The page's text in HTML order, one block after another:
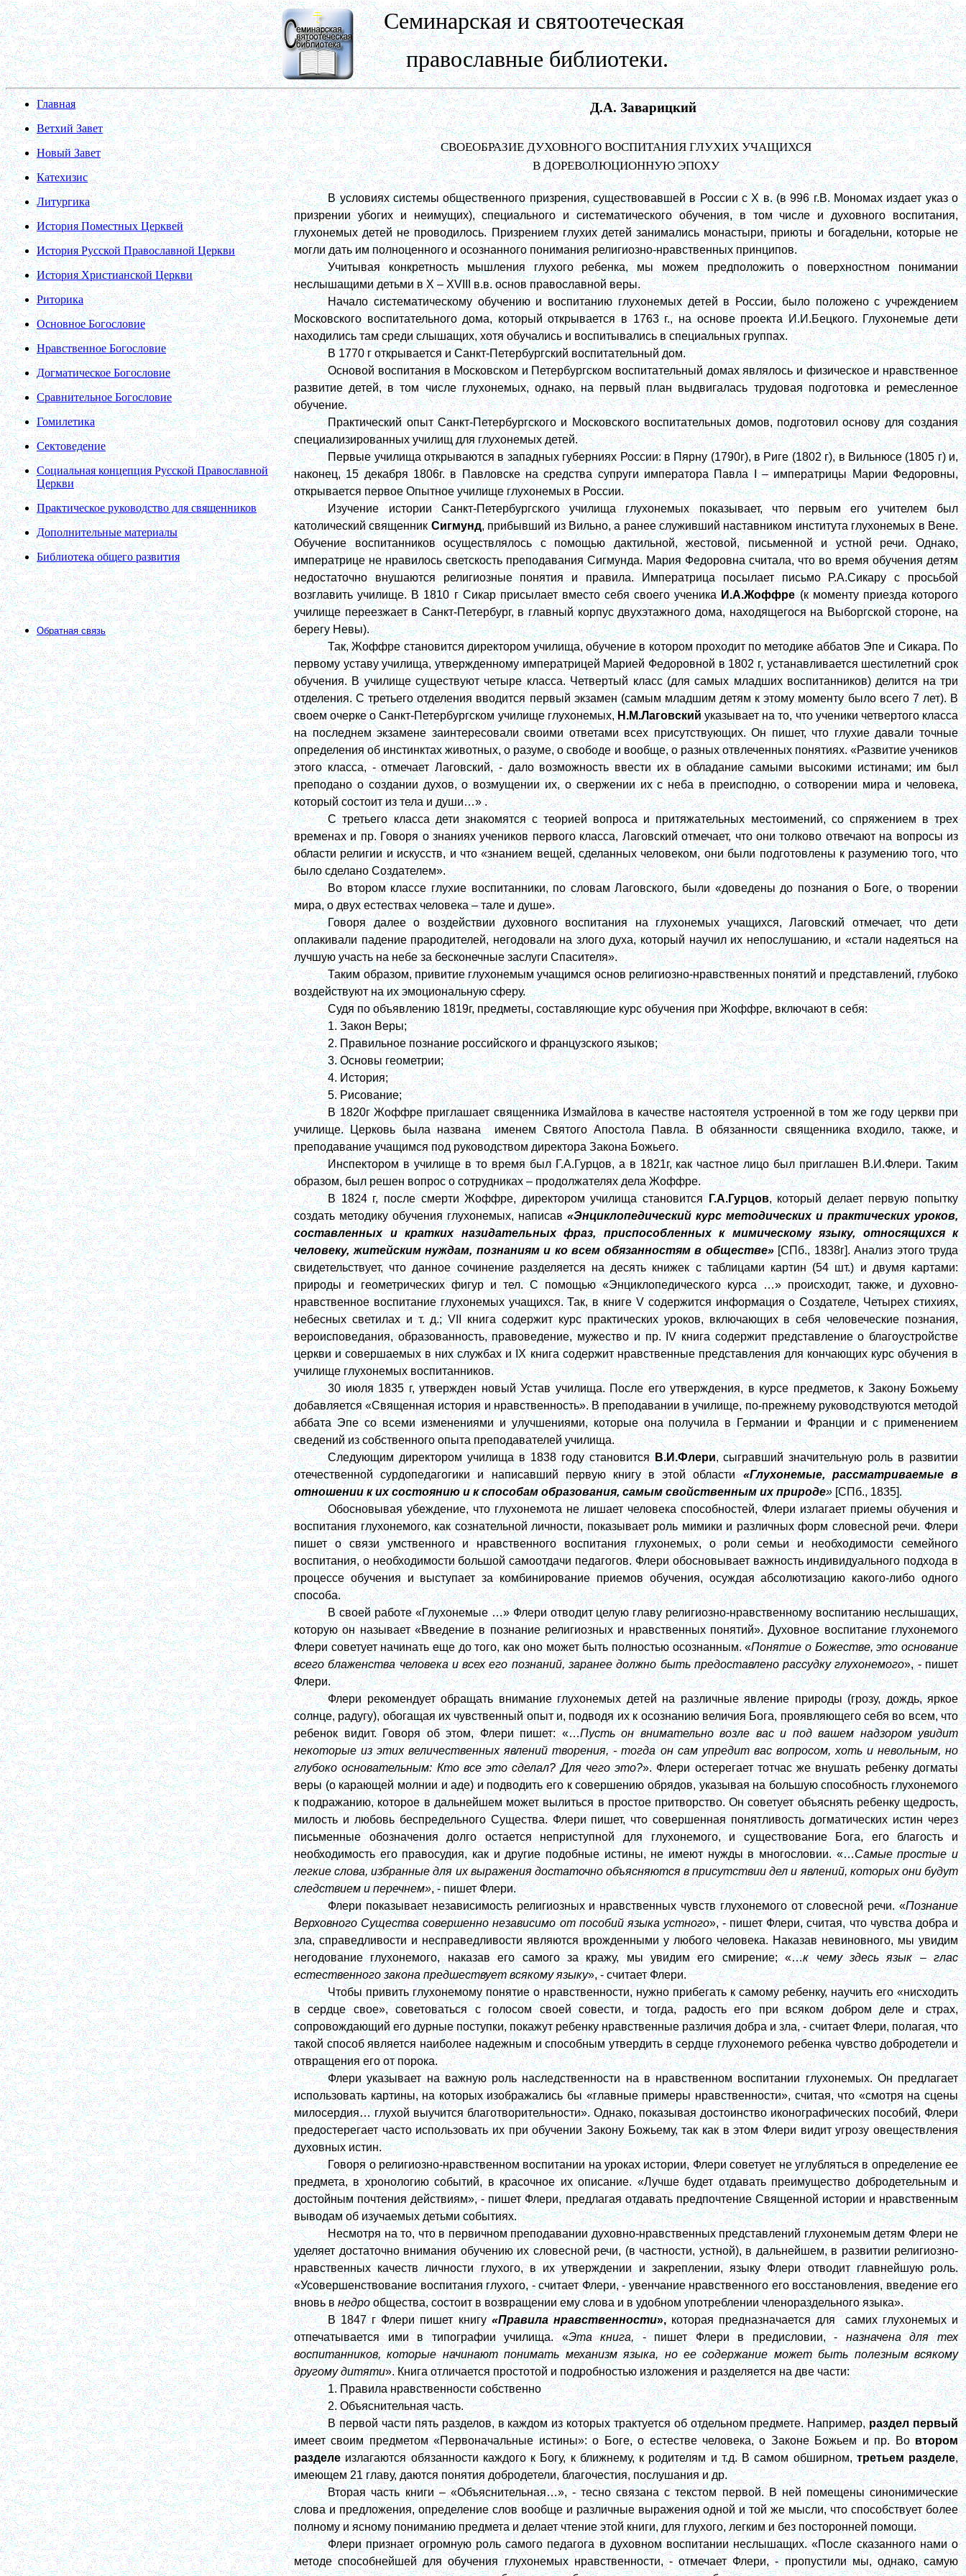
Семинарская и святоотеческая
православные библиотеки.
Главная
Ветхий Завет
Новый Завет
Катехизис
Литургика
История Поместных Церквей
История Русской Православной Церкви
История Христианской Церкви
Риторика
Основное Богословие
Нравственное Богословие
Догматическое Богословие
Сравнительное Богословие
Гомилетика
Сектоведение
Социальная концепция Русской Православной
Церкви
Практическое руководство для священников
Дополнительные материалы
Библиотека общего развития
Обратная связь
Д.А. Заварицкий
СВОЕОБРАЗИЕ ДУХОВНОГО ВОСПИТАНИЯ ГЛУХИХ УЧАЩИХСЯ
В ДОРЕВОЛЮЦИОННУЮ ЭПОХУ
В условиях системы общественного призрения, существовавшей в России с X в. (в 996 г.В. Мономах издает указ о
призрении убогих и неимущих), специального и систематического обучения, в том числе и духовного воспитания,
глухонемых детей не проводилось. Призрением глухих детей занимались монастыри, приюты и богадельни, которые не
могли дать им полноценного и осознанного понимания религиозно-нравственных принципов.
Учитывая конкретность мышления глухого ребенка, мы можем предположить о поверхностном понимании
неслышащими детьми в X – XVIII в.в. основ православной веры.
Начало систематическому обучению и воспитанию глухонемых детей в России, было положено с учреждением
Московского воспитательного дома, который открывается в 1763 г., на основе проекта И.И.Бецкого. Глухонемые дети
находились там среди слышащих, хотя обучались и воспитывались в специальных группах.
В 1770 г открывается и Санкт-Петербургский воспитательный дом.
Основой воспитания в Московском и Петербургском воспитательный домах являлось и физическое и нравственное
развитие детей, в том числе глухонемых, однако, на первый план выдвигалась трудовая подготовка и ремесленное
обучение.
Практический опыт Санкт-Петербургского и Московского воспитательных домов, подготовил основу для создания
специализированных училищ для глухонемых детей.
Первые училища открываются в западных губерниях России: в Пярну (1790г), в Риге (1802 г), в Вильнюсе (1805 г) и,
наконец, 15 декабря 1806г. в Павловске на средства супруги императора Павла I – императрицы Марии Федоровны,
открывается первое Опытное училище глухонемых в России.
Изучение истории Санкт-Петербургского училища глухонемых показывает, что первым его учителем был
католический священникСигмунд, прибывший из Вильно, а ранее служивший наставником института глухонемых в Вене.
Обучение воспитанников осуществлялось с помощью дактильной, жестовой, письменной и устной речи. Однако,
императрице не нравилось светскость преподавания Сигмунда. Мария Федоровна считала, что во время обучения детям
недостаточно внушаются религиозные понятия и правила. Императрица посылает письмо Р.А.Сикару с просьбой
возглавить училище. В 1810 г Сикар присылает вместо себя своего ученикаИ.А.Жоффре(к моменту приезда которого
училище переезжает в Санкт-Петербург, в главный корпус двухэтажного дома, находящегося на Выборгской стороне, на
берегу Невы).
Так, Жоффре становится директором училища, обучение в котором проходит по методике аббатов Эпе и Сикара. По
первому уставу училища, утвержденному императрицей Марией Федоровной в 1802 г, устанавливается шестилетний срок
обучения. В училище существуют четыре класса. Четвертый класс (для самых младших воспитанников) делится на три
отделения. С третьего отделения вводится первый экзамен (самым младшим детям к этому моменту было всего 7 лет). В
своем очерке о Санкт-Петербургском училище глухонемых,Н.М.Лаговскийуказывает на то, что ученики четвертого класса
на последнем экзамене заинтересовали своими ответами всех присутствующих. Он пишет, что глухие давали точные
определения об инстинктах животных, о разуме, о свободе и вообще, о разных отвлеченных понятиях. «Развитие учеников
этого класса, - отмечает Лаговский, - дало возможность ввести их в обладание самыми высокими истинами; им был
преподано о создании духов, о возмущении их, о свержении их с неба в преисподню, о сотворении мира и человека,
который состоит из тела и души…» .
С третьего класса дети знакомятся с теорией вопроса и притяжательных местоимений, со спряжением в трех
временах и пр. Говоря о знаниях учеников первого класса, Лаговский отмечает, что они толково отвечают на вопросы из
области религии и искусств, и что «знанием вещей, сделанных человеком, они были подготовлены к разумению того, что
было сделано Создателем».
Во втором классе глухие воспитанники, по словам Лаговского, были «доведены до познания о Боге, о творении
мира, о двух естествах человека – тале и душе».
Говоря далее о воздействии духовного воспитания на глухонемых учащихся, Лаговский отмечает, что дети
оплакивали падение прародителей, негодовали на злого духа, который научил их непослушанию, и «стали надеяться на
лучшую участь на небе за бесконечные заслуги Спасителя».
Таким образом, привитие глухонемым учащимся основ религиозно-нравственных понятий и представлений, глубоко
воздействуют на их эмоциональную сферу.
Судя по объявлению 1819г, предметы, составляющие курс обучения при Жоффре, включают в себя:
1. Закон Веры;
2. Правильное познание российского и французского языков;
3. Основы геометрии;
4. История;
5. Рисование;
В 1820г Жоффре приглашает священника Измайлова в качестве настоятеля устроенной в том же году церкви при
училище. Церковь была названа
именем Святого Апостола Павла. В обязанности священника входило, также, и
преподавание учащимся под руководством директора Закона Божьего.
Инспектором в училище в то время был Г.А.Гурцов, а в 1821г, как частное лицо был приглашен В.И.Флери. Таким
образом, был решен вопрос о сотрудниках – продолжателях дела Жоффре.
В 1824 г, после смерти Жоффре, директором училища становитсяГ.А.Гурцов, который делает первую попытку
создать методику обучения глухонемых, написав«Энциклопедический курс методических и практических уроков,
составленных и кратких назидательных фраз, приспособленных к мимическому языку, относящихся к
человеку, житейским нуждам, познаниям и ко всем обязанностям в обществе»[СПб., 1838г]. Анализ этого труда
свидетельствует, что данное сочинение разделяется на десять книжек с таблицами картин (54 шт.) и двумя картами:
природы и геометрических фигур и тел. С помощью «Энциклопедического курса …» происходит, также, и духовно-
нравственное воспитание глухонемых учащихся. Так, в книге V содержится информация о Создателе, Четырех стихиях,
небесных светилах и т. д.; VII книга содержит курс практических уроков, включающих в себя человеческие познания,
вероисповедания, образованность, правоведение, мужество и пр. IV книга содержит представление о благоустройстве
церкви и совершаемых в них службах и IX книга содержит нравственные представления для кончающих курс обучения в
училище глухонемых воспитанников.
30 июля 1835 г, утвержден новый Устав училища. После его утверждения, в курсе предметов, к Закону Божьему
добавляется «Священная история и нравственность». В преподавании в училище, по-прежнему руководствуются методой
аббата Эпе со всеми изменениями и улучшениями, которые она получила в Германии и Франции и с применением
сведений из собственного опыта преподавателей училища.
Следующим директором училища в 1838 году становитсяВ.И.Флери, сыгравший значительную роль в развитии
отечественной сурдопедагогики и написавший первую книгу в этой области«Глухонемые, рассматриваемые в
отношении к их состоянию и к способам образования, самым свойственным их природе»[СПб., 1835].
Обосновывая убеждение, что глухонемота не лишает человека способностей, Флери излагает приемы обучения и
воспитания глухонемого, как сознательной личности, показывает роль мимики и различных форм словесной речи. Флери
пишет о связи умственного и нравственного воспитания глухонемых, о роли семьи и необходимости семейного
воспитания, о необходимости большой самоотдачи педагогов. Флери обосновывает важность индивидуального подхода в
процессе обучения и выступает за комбинирование приемов обучения, осуждая абсолютизацию какого-либо одного
способа.
В своей работе «Глухонемые …» Флери отводит целую главу религиозно-нравственному воспитанию неслышащих,
которую он называет «Введение в познание религиозных и нравственных понятий». Духовное воспитание глухонемого
Флери советует начинать еще до того, как оно может быть полностью осознанным. «Понятие о Божестве, это основание
всего блаженства человека и всех его познаний, заранее должно быть предоставлено рассудку глухонемого», - пишет
Флери.
Флери рекомендует обращать внимание глухонемых детей на различные явление природы (грозу, дождь, яркое
солнце, радугу), обогащая их чувственный опыт и, подводя их к осознанию величия Бога, проявляющего себя во всем, что
ребенок видит. Говоря об этом, Флери пишет: «…Пусть он внимательно возле вас и под вашем надзором увидит
некоторые из этих величественных явлений творения, - тогда он сам упредит вас вопросом, хоть и невольным, но
глубоко основательным: Кто все это сделал? Для чего это?». Флери остерегает тотчас же внушать ребенку догматы
веры (о карающей молнии и аде) и подводить его к совершению обрядов, указывая на большую способность глухонемого
к подражанию, которое в дальнейшем может вылиться в простое притворство. Он советует объяснять ребенку щедрость,
милость и любовь беспредельного Существа. Флери пишет, что совершенная понятливость догматических истин через
письменные обозначения долго остается неприступной для глухонемого, и существование Бога, его благость и
необходимость его правосудия, как и другие подобные истины, не имеют нужды в многословии. «…Самые простые и
легкие слова, избранные для их выражения достаточно объясняются в присутствии дел и явлений, которых они будут
следствием и перечнем», - пишет Флери.
Флери показывает независимость религиозных и нравственных чувств глухонемого от словесной речи. «Познание
Верховного Существа совершенно независимо от пособий языка устного», - пишет Флери, считая, что чувства добра и
зла, справедливости и несправедливости являются врожденными у любого человека. Наказав невиновного, мы увидим
негодование глухонемого, наказав его самого за кражу, мы увидим его смирение; «…к чему здесь язык – глас
естественного закона предшествует всякому языку», - считает Флери.
Чтобы привить глухонемому понятие о нравственности, нужно прибегать к самому ребенку, научить его «нисходить
в сердце свое», советоваться с голосом своей совести, и тогда, радость его при всяком добром деле и страх,
сопровождающий его дурные поступки, покажут ребенку нравственные различия добра и зла, - считает Флери, полагая, что
такой способ является наиболее надежным и способным утвердить в сердце глухонемого ребенка чувство добродетели и
отвращения его от порока.
Флери указывает на важную роль наследственности на в нравственном воспитании глухонемых. Он предлагает
использовать картины, на которых изображались бы «главные примеры нравственности», считая, что «смотря на сцены
милосердия… глухой выучится благотворительности». Однако, показывая достоинство иконографических пособий, Флери
предостерегает часто использовать их при обучении Закону Божьему, так как в этом Флери видит угрозу овеществления
духовных истин.
Говоря о религиозно-нравственном воспитании на уроках истории, Флери советует не углубляться в определение ее
предмета, в хронологию событий, в красочное их описание. «Лучше будет отдавать преимущество добродетельным и
достойным почтения действиям», - пишет Флери, предлагая отдавать предпочтение Священной истории и нравственным
выводам об изучаемых детьми событиях.
Несмотря на то, что в первичном преподавании духовно-нравственных представлений глухонемым детям Флери не
уделяет достаточно внимания обучению их словесной речи, (в частности, устной), в дальнейшем, в развитии религиозно-
нравственных качеств личности глухого, в их утверждении и закреплении, языку Флери отводит главнейшую роль.
«Усовершенствование воспитания глухого, - считает Флери, - увенчание нравственного его восстановления, введение его
вновь в недрообщества, состоит в возвращении ему слова и в удобном употреблении членораздельного языка».
В 1847 г Флери пишет книгу«Правила нравственности»,которая предназначается для
самих глухонемых и
отпечатывается ими в типографии училища. «Эта книга,- пишет Флери в предисловии, -назначена для тех
воспитанников, которые начинают понимать механизм языка, но ее содержание может быть полезным всякому
другому дитяти». Книга отличается простотой и подробностью изложения и разделяется на две части:
1. Правила нравственности собственно
2. Объяснительная часть.
В первой части пять разделов, в каждом из которых трактуется об отдельном предмете. Например,раздел первый
имеет своим предметом «Первоначальные истины»: о Боге, о естестве человека, о Законе Божьем и пр. Вовтором
разделеизлагаются обязанности каждого к Богу, к ближнему, к родителям и т.д. В самом обширном,третьем разделе,
имеющем 21 главу, даются понятия добродетели, благочестия, послушания и др.
Вторая часть книги – «Объяснительная…», - тесно связана с текстом первой. В ней помещены синонимические
слова и предложения, определение слов вообще и различные выражения одной и той же мысли, что способствует более
полному и ясному пониманию предмета и делает чтение этой книги, для глухого, легким и без посторонней помощи.
Флери признает огромную роль самого педагога в духовном воспитании неслышащих. «После сказанного нами о
методе способнейшей для обучения глухонемых нравственности, - отмечает Флери, - пропустили мы, однако, самую